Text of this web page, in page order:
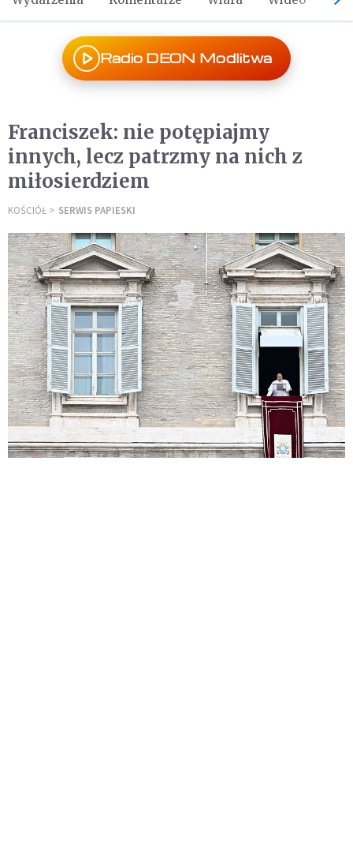
Radio DEON Modlitwa
Franciszek: nie potępiajmy
innych, lecz patrzmy na nich z
miłosierdziem
KOŚCIÓŁ SERWIS PAPIESKI